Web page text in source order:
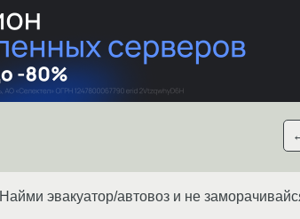
Найми эвакуатор/автовоз и не